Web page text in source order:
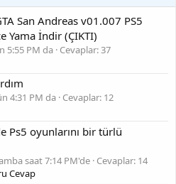
San Andreas v01.007 PS5
Yama İndir (ÇIKTI)
5:55 PM da Cevaplar: 37
4:31 PM da Cevaplar: 12
Ps5 oyunlarını bir türlü
saat 7:14 PM'de Cevaplar: 14
Cevap